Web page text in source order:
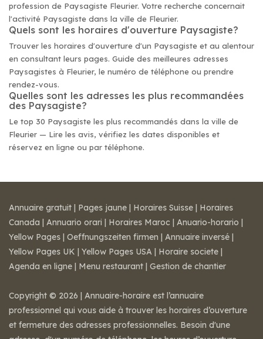
profession de Paysagiste Fleurier. Votre recherche concernait
l'activité Paysagiste dans la ville de Fleurier.
Quels sont les horaires d'ouverture Paysagiste?
Trouver les horaires d'ouverture d'un Paysagiste et au alentour
en consultant leurs pages. Guide des meilleures adresses
Paysagistes à Fleurier, le numéro de téléphone ou prendre
rendez-vous.
Quelles sont les adresses les plus recommandées
des Paysagiste?
Le top 30 Paysagiste les plus recommandés dans la ville de
Fleurier — Lire les avis, vérifiez les dates disponibles et
réservez en ligne ou par téléphone.
Annuaire gratuit | Pages jaune | Horaires Suisse | Horaires
Canada | Annuario orari | Horaires Maroc | Anuario-horario |
Yellow Pages | Oeffnungszeiten firmen | Annuaire inversé |
Yellow Pages UK | Yellow Pages USA | Horaire societe |
Agenda en ligne | Menu restaurant | Gestion de chantier
Copyright © 2026 | Annuaire-horaire est l’annuaire
professionnel qui vous aide à trouver les horaires d’ouverture
et fermeture des adresses professionnelles. Besoin d'une